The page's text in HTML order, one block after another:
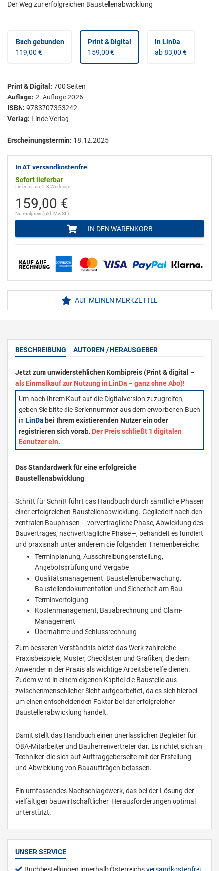
Der Weg zur erfolgreichen Baustellenabwicklung
Buch gebunden
119,00 €
Print & Digital
159,00 €
In LinDa
ab 83,00 €
Print & Digital : 700 Seiten
Auflage: 2. Auflage 2026
ISBN: 9783707353242
Verlag: Linde Verlag
Erscheinungstermin: 18.12.2025
In AT versandkostenfrei
Sofort lieferbar
Lieferzeit ca. 2-3 Werktage
159,00 €
Normalpreis (inkl. MwSt.)
IN DEN WARENKORB
AUF MEINEN MERKZETTEL
BESCHREIBUNG AUTOREN / HERAUSGEBER
Jetzt zum unwiderstehlichen Kombipreis (Print & digital –
als Einmalkauf zur Nutzung in LinDa – ganz ohne Abo)!
Um nach Ihrem Kauf auf die Digitalversion zuzugreifen,
geben Sie bitte die Seriennummer aus dem erworbenen Buch
in LinDa bei Ihrem existierenden Nutzer ein oder
registrieren sich vorab. Der Preis schließt 1 digitalen
Benutzer ein.
Das Standardwerk für eine erfolgreiche
Baustellenabwicklung
Schritt für Schritt führt das Handbuch durch sämtliche Phasen
einer erfolgreichen Baustellenabwicklung. Gegliedert nach den
zentralen Bauphasen – vorvertragliche Phase, Abwicklung des
Bauvertrages, nachvertragliche Phase –, behandelt es fundiert
und praxisnah unter anderem die folgenden Themenbereiche:
Terminplanung, Ausschreibungserstellung,
Angebotsprüfung und Vergabe
Qualitätsmanagement, Baustellenüberwachung,
Baustellendokumentation und Sicherheit am Bau
Terminverfolgung
Kostenmanagement, Bauabrechnung und Claim-
Management
Übernahme und Schlussrechnung
Zum besseren Verständnis bietet das Werk zahlreiche
Praxisbeispiele, Muster, Checklisten und Grafiken, die dem
Anwender in der Praxis als wichtige Arbeitsbehelfe dienen.
Zudem wird in einem eigenen Kapitel die Baustelle aus
zwischenmenschlicher Sicht aufgearbeitet, da es sich hierbei
um einen entscheidenden Faktor bei der erfolgreichen
Baustellenabwicklung handelt.
Damit stellt das Handbuch einen unerlässlichen Begleiter für
ÖBA-Mitarbeiter und Bauherrenvertreter dar. Es richtet sich an
Techniker, die sich auf Auftraggeberseite mit der Erstellung
und Abwicklung von Bauaufträgen befassen.
Ein umfassendes Nachschlagewerk, das bei der Lösung der
vielfältigen bauwirtschaftlichen Herausforderungen optimal
unterstützt.
UNSER SERVICE
Buchbestellungen innerhalb Österreichsversandkostenfrei